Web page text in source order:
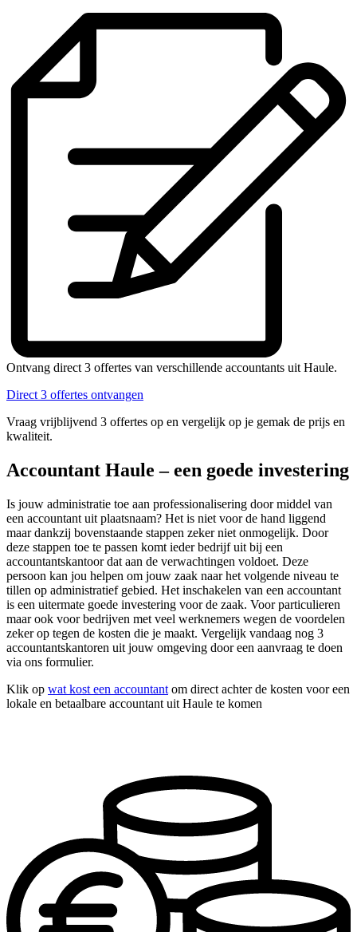
Ontvang direct 3 offertes van verschillende accountants uit Haule.
Direct 3 offertes ontvangen
Vraag vrijblijvend 3 offertes op en vergelijk op je gemak de prijs en
kwaliteit.
Accountant Haule – een goede investering
Is jouw administratie toe aan professionalisering door middel van
een accountant uit plaatsnaam? Het is niet voor de hand liggend
maar dankzij bovenstaande stappen zeker niet onmogelijk. Door
deze stappen toe te passen komt ieder bedrijf uit bij een
accountantskantoor dat aan de verwachtingen voldoet. Deze
persoon kan jou helpen om jouw zaak naar het volgende niveau te
tillen op administratief gebied. Het inschakelen van een accountant
is een uitermate goede investering voor de zaak. Voor particulieren
maar ook voor bedrijven met veel werknemers wegen de voordelen
zeker op tegen de kosten die je maakt. Vergelijk vandaag nog 3
accountantskantoren uit jouw omgeving door een aanvraag te doen
via ons formulier.
Klik op wat kost een accountant om direct achter de kosten voor een
lokale en betaalbare accountant uit Haule te komen